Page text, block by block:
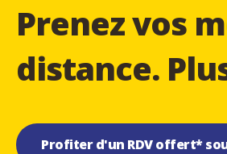
Prenez vos
distance.
Profiter d'un RDV offert*